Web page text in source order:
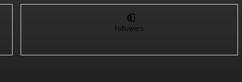
0
Followers